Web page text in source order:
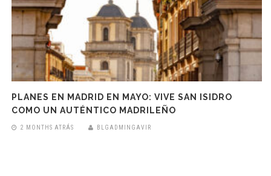
PLANES EN MADRID EN MAYO: VIVE SAN ISIDRO
COMO UN AUTÉNTICO MADRILEÑO
2 MONTHS ATRÁS BLGADMINGAVIR